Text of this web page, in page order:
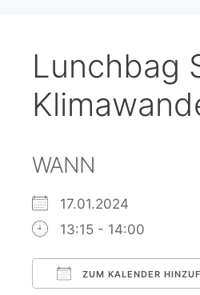
Lunchbag
WANN
17.01.2024
13:15 - 14:00
ZUM KALENDER